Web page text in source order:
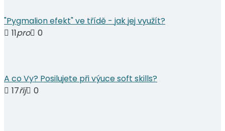
"Pygmalion efekt" ve třídě - jak jej využít?
11pro 0
A co Vy? Posilujete při výuce soft skills?
17říj 0